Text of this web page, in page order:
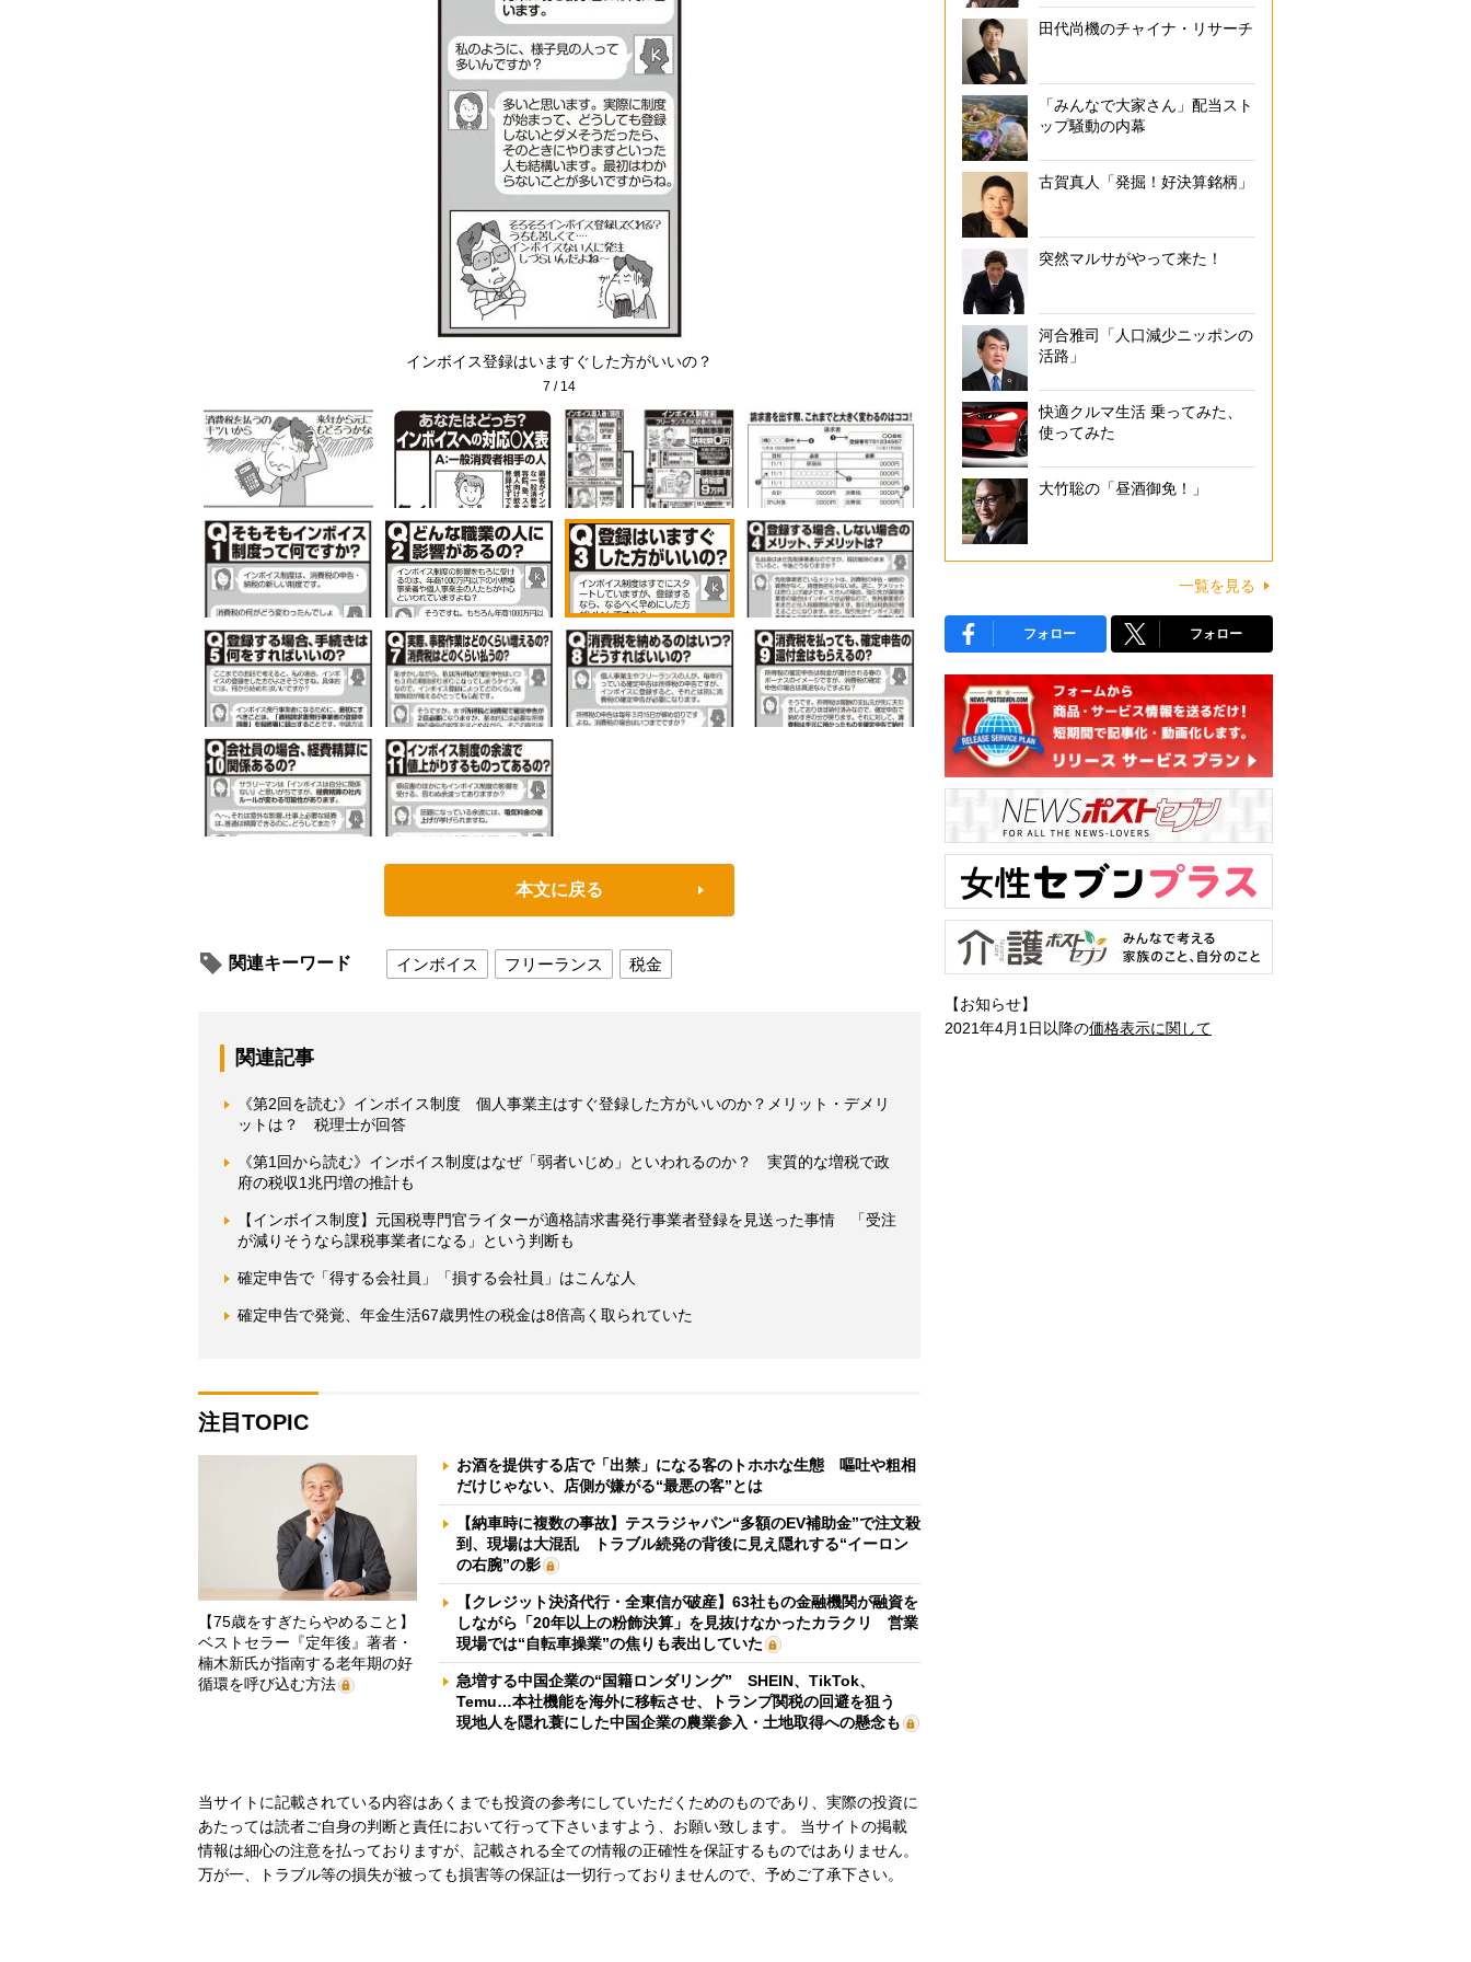
インボイス登録はいますぐした方がいいの？
7 / 14
本文に戻る
関連キーワード インボイス フリーランス 税金
関連記事
《第2回を読む》インボイス制度 個人事業主はすぐ登録した方がいいのか？メリット・デメリ
ットは？ 税理士が回答
《第1回から読む》インボイス制度はなぜ「弱者いじめ」といわれるのか？ 実質的な増税で政
府の税収1兆円増の推計も
【インボイス制度】元国税専門官ライターが適格請求書発行事業者登録を見送った事情 「受注
が減りそうなら課税事業者になる」という判断も
確定申告で「得する会社員」「損する会社員」はこんな人
確定申告で発覚、年金生活67歳男性の税金は8倍高く取られていた
注目TOPIC
【75歳をすぎたらやめること】
ベストセラー『定年後』著者・
楠木新氏が指南する老年期の好
循環を呼び込む方法
お酒を提供する店で「出禁」になる客のトホホな生態 嘔吐や粗相
だけじゃない、店側が嫌がる“最悪の客”とは
【納車時に複数の事故】テスラジャパン“多額のEV補助金”で注文殺
到、現場は大混乱 トラブル続発の背後に見え隠れする“イーロン
の右腕”の影
【クレジット決済代行・全東信が破産】63社もの金融機関が融資を
しながら「20年以上の粉飾決算」を見抜けなかったカラクリ 営業
現場では“自転車操業”の焦りも表出していた
急増する中国企業の“国籍ロンダリング” SHEIN、TikTok、
Temu…本社機能を海外に移転させ、トランプ関税の回避を狙う
現地人を隠れ蓑にした中国企業の農業参入・土地取得への懸念も
当サイトに記載されている内容はあくまでも投資の参考にしていただくためのものであり、実際の投資に
あたっては読者ご自身の判断と責任において行って下さいますよう、お願い致します。 当サイトの掲載
情報は細心の注意を払っておりますが、記載される全ての情報の正確性を保証するものではありません。
万が一、トラブル等の損失が被っても損害等の保証は一切行っておりませんので、予めご了承下さい。
田代尚機のチャイナ・リサーチ
「みんなで大家さん」配当スト
ップ騒動の内幕
古賀真人「発掘！好決算銘柄」
突然マルサがやって来た！
河合雅司「人口減少ニッポンの
活路」
快適クルマ生活 乗ってみた、
使ってみた
大竹聡の「昼酒御免！」
一覧を見る
フォロー フォロー
【お知らせ】
2021年4月1日以降の価格表示に関して